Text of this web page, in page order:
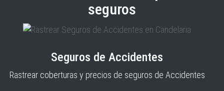
seguros
Seguros de Accidentes
Rastrear coberturas y precios de seguros de Accidentes